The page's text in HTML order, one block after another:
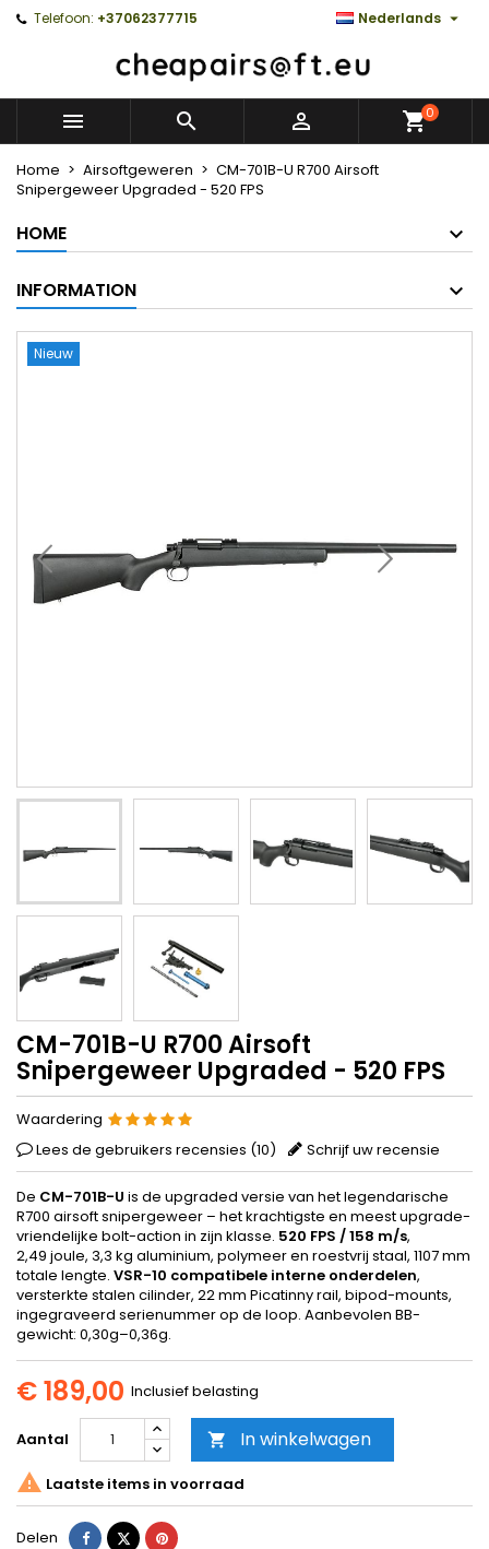
Telefoon: +37062377715 Nederlands 
   0
Home Airsoftgeweren
CM-701B-U R700 Airsoft
Snipergeweer Upgraded - 520 FPS
HOME
INFORMATION
Nieuw
CM-701B-U R700 Airsoft
Snipergeweer Upgraded - 520 FPS
Waardering
Lees de gebruikers recensies (10) Schrijf uw recensie
De CM-701B-U is de upgraded versie van het legendarische
R700 airsoft snipergeweer – het krachtigste en meest upgrade-
vriendelijke bolt-action in zijn klasse. 520 FPS / 158 m/s,
2,49 joule, 3,3 kg aluminium, polymeer en roestvrij staal, 1107 mm
totale lengte. VSR-10 compatibele interne onderdelen,
versterkte stalen cilinder, 22 mm Picatinny rail, bipod-mounts,
ingegraveerd serienummer op de loop. Aanbevolen BB-
gewicht: 0,30g–0,36g.
€ 189,00 Inclusief belasting
Aantal  In winkelwagen
 Laatste items in voorraad
Delen DelenTweetPinterest